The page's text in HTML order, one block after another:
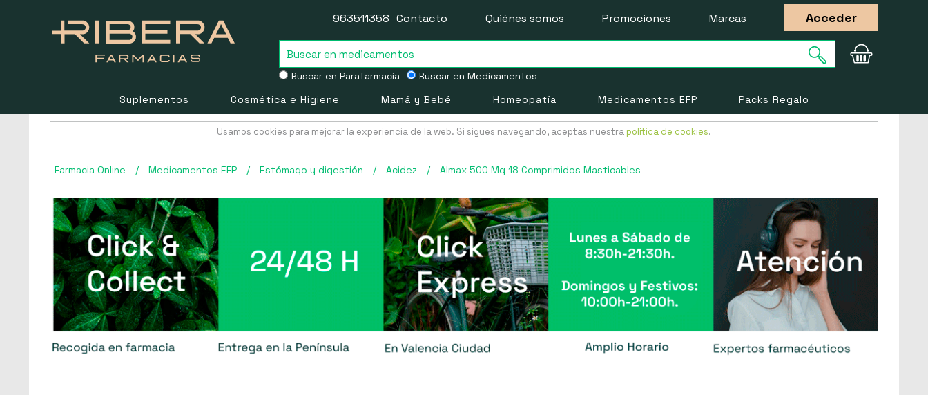
Buscar en Parafarmacia Buscar en Medicamentos
963511358 Contacto Quiénes somos Promociones Marcas Acceder
Suplementos Cosmética e Higiene Mamá y Bebé Homeopatía Medicamentos EFP Packs Regalo
Usamos cookies para mejorar la experiencia de la web. Si sigues navegando, aceptas nuestra política de cookies.
Farmacia Online / Medicamentos EFP / Estómago y digestión / Acidez / Almax 500 Mg 18 Comprimidos Masticables